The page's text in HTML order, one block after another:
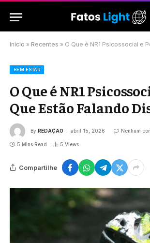
Início » Recentes » O Que é NR1 Psicossocial e Por
BEM ESTAR
O Que é NR1
Que Estão Falando
By REDAÇÃO abril 15, 2026 Nenhum
5 Mins Read 5 Views
Compartilhe